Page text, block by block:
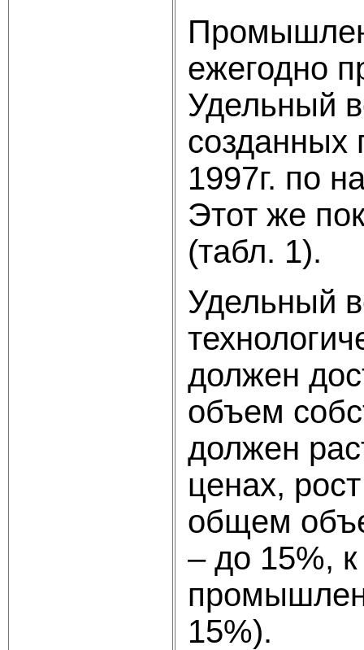
ежегодно
Удельный
созданных
1997г. по
Этот же
(табл. 1).
Удельный
должен
объем
должен
ценах,
общем
– до 15%, к
15%).